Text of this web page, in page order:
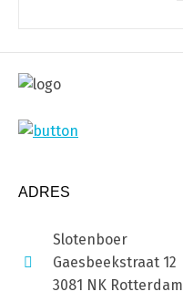
ADRES
Slotenboer
Gaesbeekstraat 12
3081 NK Rotterdam